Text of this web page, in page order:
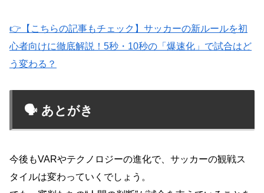
👉【こちらの記事もチェック】サッカーの新ルールを初
心者向けに徹底解説！5秒・10秒の「爆速化」で試合はど
う変わる？
🗣 あとがき
今後もVARやテクノロジーの進化で、サッカーの観戦ス
タイルは変わっていくでしょう。